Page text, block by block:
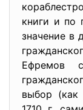
книги и по
значение в
Ефремов
выбор